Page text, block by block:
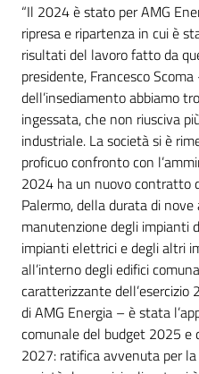
“Il 2024 è stato per AMG
ripresa e ripartenza in cui è
risultati del lavoro fatto da
presidente, Francesco
dell’insediamento abbiamo
ingessata, che non riusciva
industriale. La società si è
proficuo confronto con
2024 ha un nuovo contratto
Palermo, della durata di
manutenzione degli impianti
impianti elettrici e degli altri
all’interno degli edifici
caratterizzante
di AMG Energia – è stata
comunale del budget 2025
2027: ratifica avvenuta per